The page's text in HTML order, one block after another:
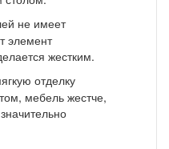
не имеет
элемент
жестким.
отделку
мебель жестче,